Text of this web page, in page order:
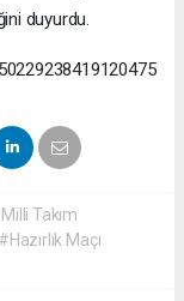
duyurdu.
Takım
#Hazırlık Maçı